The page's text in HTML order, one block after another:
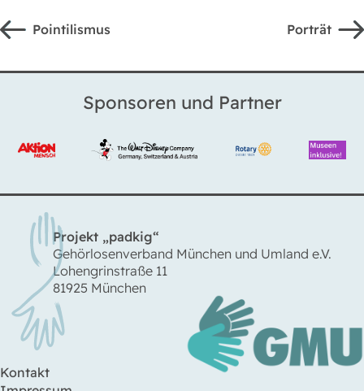
Pointilismus Porträt
Sponsoren und Partner
Projekt „padkig“
Gehörlosenverband München und Umland e.V.
Lohengrinstraße 11
81925 München
Kontakt